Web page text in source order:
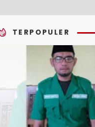
TERPOPULER